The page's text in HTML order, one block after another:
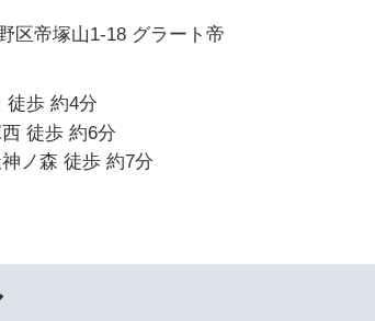
区帝塚山1-18 グラート帝
徒歩 約4分
徒歩 約6分
ノ森 徒歩 約7分